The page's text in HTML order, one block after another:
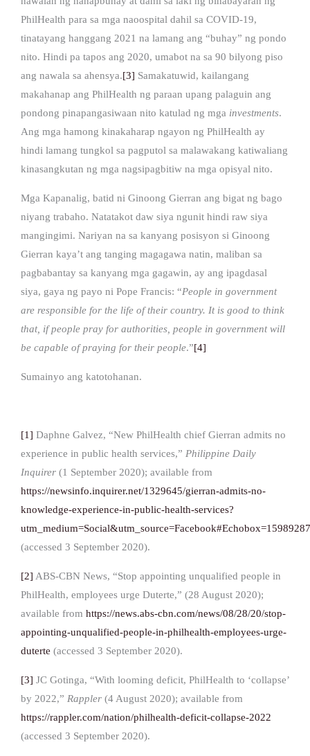
PhilHealth para sa mga naoospital dahil sa COVID-19,
tinatayang hanggang 2021 na lamang ang “buhay” ng pondo
nito. Hindi pa tapos ang 2020, umabot na sa 90 bilyong piso
ang nawala sa ahensya.[3] Samakatuwid, kailangang
makahanap ang PhilHealth ng paraan upang palaguin ang
pondong pinapangasiwaan nito katulad ng mga investments.
Ang mga hamong kinakaharap ngayon ng PhilHealth ay
hindi lamang tungkol sa pagputol sa malawakang katiwaliang
kinasangkutan ng mga nagsipagbitiw na mga opisyal nito.
Mga Kapanalig, batid ni Ginoong Gierran ang bigat ng bago
niyang trabaho. Natatakot daw siya ngunit hindi raw siya
mangingimi. Nariyan na sa kanyang posisyon si Ginoong
Gierran kaya’t ang tanging magagawa natin, maliban sa
pagbabantay sa kanyang mga gagawin, ay ang ipagdasal
siya, gaya ng payo ni Pope Francis: “People in government
are responsible for the life of their country. It is good to think
that, if people pray for authorities, people in government will
be capable of praying for their people.”[4]
Sumainyo ang katotohanan.
[1] Daphne Galvez, “New PhilHealth chief Gierran admits no
experience in public health services,” Philippine Daily
Inquirer (1 September 2020); available from
https://newsinfo.inquirer.net/1329645/gierran-admits-no-
knowledge-experience-in-public-health-services?
(accessed 3 September 2020).
[2] ABS-CBN News, “Stop appointing unqualified people in
PhilHealth, employees urge Duterte,” (28 August 2020);
available from https://news.abs-cbn.com/news/08/28/20/stop-
appointing-unqualified-people-in-philhealth-employees-urge-
duterte (accessed 3 September 2020).
[3] JC Gotinga, “With looming deficit, PhilHealth to ‘collapse’
by 2022,” Rappler (4 August 2020); available from
https://rappler.com/nation/philhealth-deficit-collapse-2022
(accessed 3 September 2020).